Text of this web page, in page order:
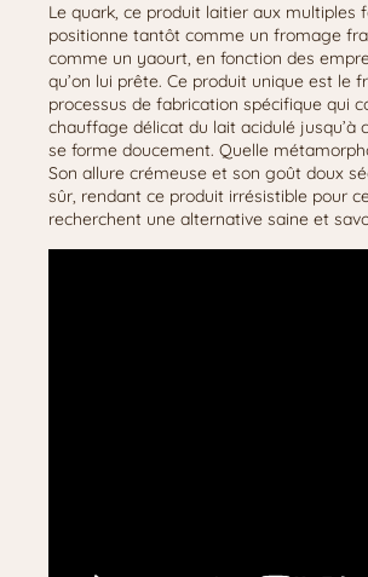
Le quark, ce produit laitier aux multiples
positionne tantôt comme un fromage
comme un yaourt, en fonction des
qu’on lui prête. Ce produit unique est le
processus de fabrication spécifique qui
chauffage délicat du lait acidulé jusqu’à
se forme doucement. Quelle
Son allure crémeuse et son goût doux
sûr, rendant ce produit irrésistible pour
recherchent une alternative saine et